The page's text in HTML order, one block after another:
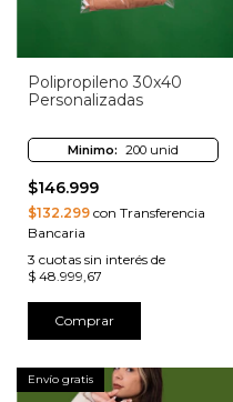
Polipropileno 30x40
Personalizadas
Minimo: 200 unid
$146.999
$132.299 con Transferencia
Bancaria
3 cuotas sin interés de
$ 48.999,67
Comprar
Envío gratis